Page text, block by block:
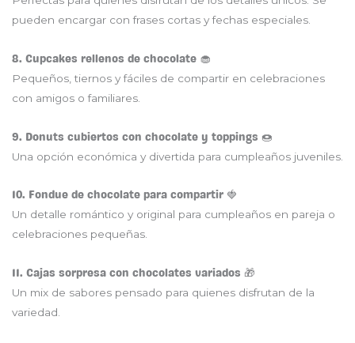
pueden encargar con frases cortas y fechas especiales.
8. Cupcakes rellenos de chocolate 🧁
Pequeños, tiernos y fáciles de compartir en celebraciones
con amigos o familiares.
9. Donuts cubiertos con chocolate y toppings 🍩
Una opción económica y divertida para cumpleaños juveniles.
10. Fondue de chocolate para compartir 🍓
Un detalle romántico y original para cumpleaños en pareja o
celebraciones pequeñas.
11. Cajas sorpresa con chocolates variados 🎁
Un mix de sabores pensado para quienes disfrutan de la
variedad.